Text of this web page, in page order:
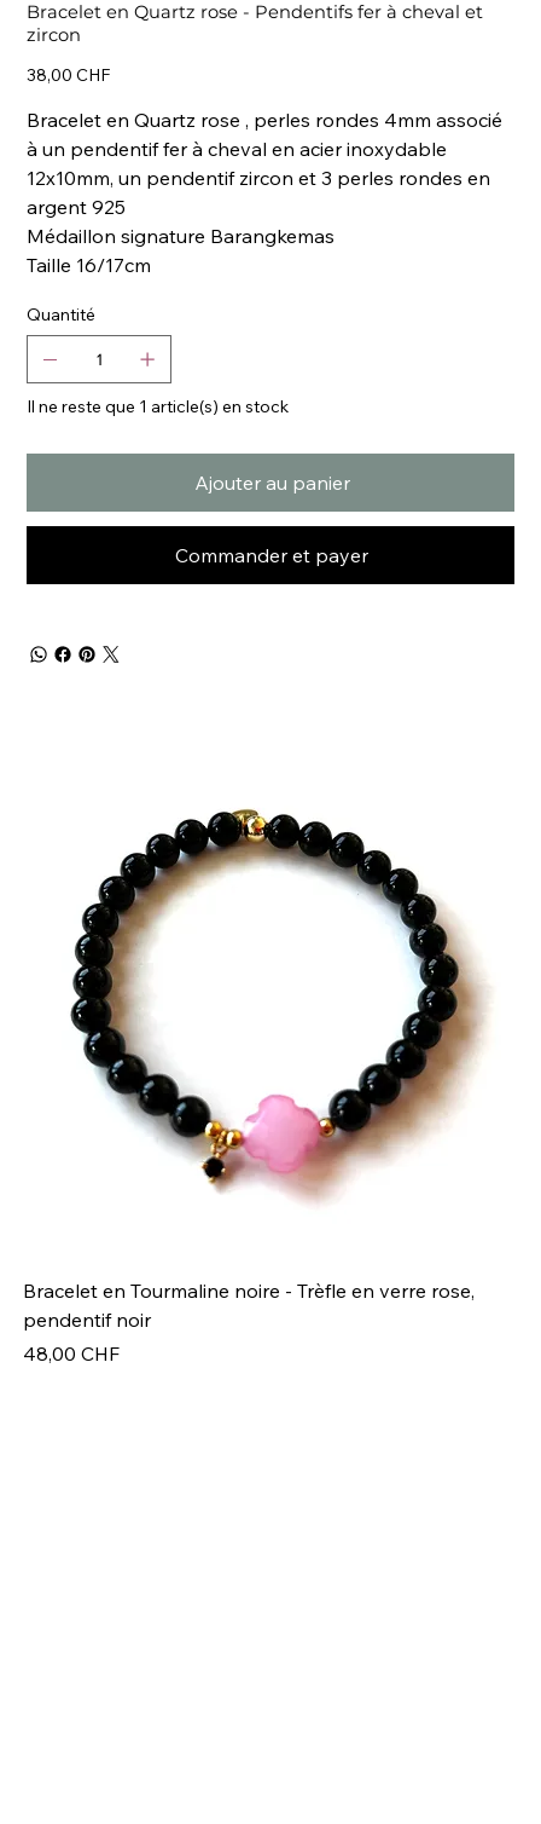
Bracelet en Quartz rose - Pendentifs fer à cheval et
zircon
Prix
38,00 CHF
Bracelet en Quartz rose , perles rondes 4mm associé
à un pendentif fer à cheval en acier inoxydable
12x10mm, un pendentif zircon et 3 perles rondes en
argent 925
Médaillon signature Barangkemas
Taille 16/17cm
Quantité
Il ne reste que 1 article(s) en stock
Ajouter au panier
Commander et payer
Bracelet en Tourmaline noire - Trèfle en verre rose,
pendentif noir
Prix
48,00 CHF